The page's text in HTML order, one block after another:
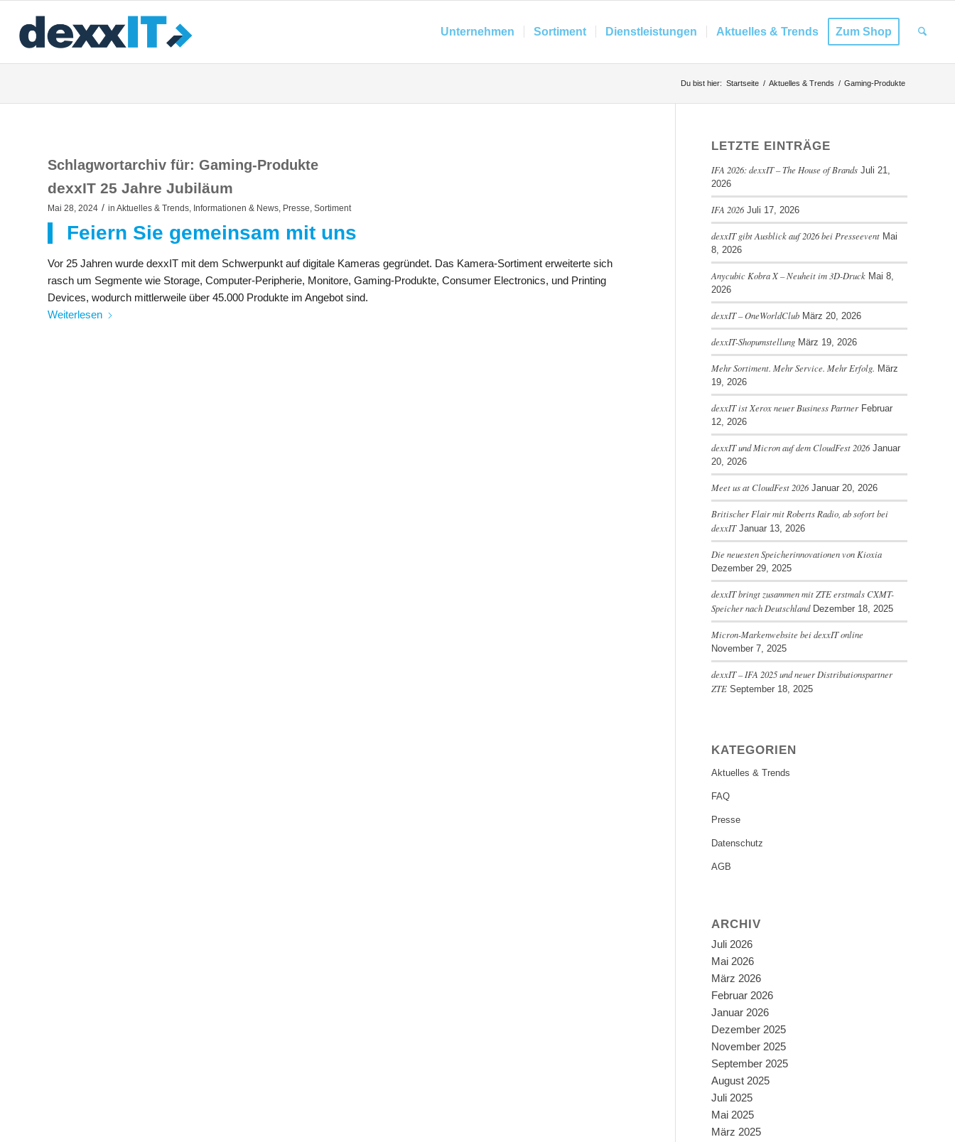
Unternehmen Sortiment Dienstleistungen Aktuelles & Trends Zum Shop
Du bist hier: Startseite / Aktuelles & Trends / Gaming-Produkte
Schlagwortarchiv für: Gaming-Produkte
dexxIT 25 Jahre Jubiläum
Mai 28, 2024 / in Aktuelles & Trends, Informationen & News, Presse, Sortiment
Feiern Sie gemeinsam mit uns
Vor 25 Jahren wurde dexxIT mit dem Schwerpunkt auf digitale Kameras gegründet. Das Kamera-Sortiment erweiterte sich
rasch um Segmente wie Storage, Computer-Peripherie, Monitore, Gaming-Produkte, Consumer Electronics, und Printing
Devices, wodurch mittlerweile über 45.000 Produkte im Angebot sind.
Weiterlesen
LETZTE EINTRÄGE
IFA 2026: dexxIT – The House of Brands Juli 21,
2026
IFA 2026 Juli 17, 2026
dexxIT gibt Ausblick auf 2026 bei Presseevent Mai
8, 2026
Anycubic Kobra X – Neuheit im 3D-Druck Mai 8,
2026
dexxIT – OneWorldClub März 20, 2026
dexxIT-Shopumstellung März 19, 2026
Mehr Sortiment. Mehr Service. Mehr Erfolg. März
19, 2026
dexxIT ist Xerox neuer Business Partner Februar
12, 2026
dexxIT und Micron auf dem CloudFest 2026 Januar
20, 2026
Meet us at CloudFest 2026 Januar 20, 2026
Britischer Flair mit Roberts Radio, ab sofort bei
dexxIT Januar 13, 2026
Die neuesten Speicherinnovationen von Kioxia
Dezember 29, 2025
dexxIT bringt zusammen mit ZTE erstmals CXMT-
Speicher nach Deutschland Dezember 18, 2025
Micron-Markenwebsite bei dexxIT online
November 7, 2025
dexxIT – IFA 2025 und neuer Distributionspartner
ZTE September 18, 2025
KATEGORIEN
Aktuelles & Trends
FAQ
Presse
Datenschutz
AGB
ARCHIV
Juli 2026
Mai 2026
März 2026
Februar 2026
Januar 2026
Dezember 2025
November 2025
September 2025
August 2025
Juli 2025
Mai 2025
März 2025